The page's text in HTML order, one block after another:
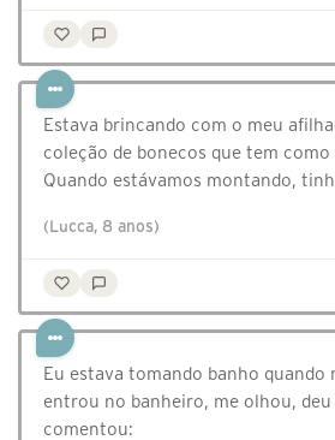
Estava brincando com o meu
coleção de bonecos que tem
Quando estávamos montando,
(Lucca, 8 anos)
Eu estava tomando banho quando
entrou no banheiro, me olhou,
comentou: